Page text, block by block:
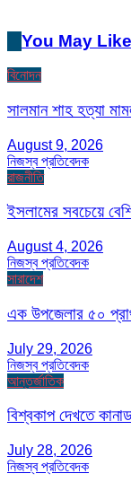
You May Like
বিনোদন
সালমান শাহ হত্যা
August 9, 2026
নিজস্ব প্রতিবেদক
রাজনীতি
ইসলামের সবচেয়ে
August 4, 2026
নিজস্ব প্রতিবেদক
সারাদেশ
এক উপজেলার ৫০
July 29, 2026
নিজস্ব প্রতিবেদক
আন্তর্জাতিক
বিশ্বকাপ দেখতে
July 28, 2026
নিজস্ব প্রতিবেদক